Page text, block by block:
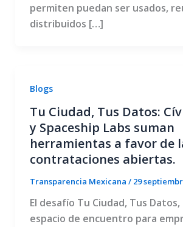
permiten puedan ser usados,
distribuidos […]
Blogs
Tu Ciudad, Tus Datos:
y Spaceship Labs suman
herramientas a favor de
contrataciones abiertas.
Transparencia Mexicana / 29
El desafío Tu Ciudad, Tus
espacio de encuentro para